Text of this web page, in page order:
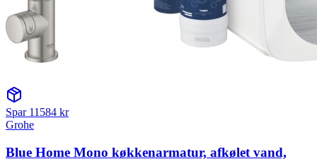
Spar 11584 kr
Grohe
Blue Home Mono køkkenarmatur, afkølet vand,